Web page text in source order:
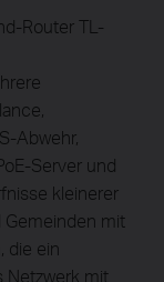
Router TL-
Abwehr,
Server und
kleinerer
mit
die ein
Netzwerk mit